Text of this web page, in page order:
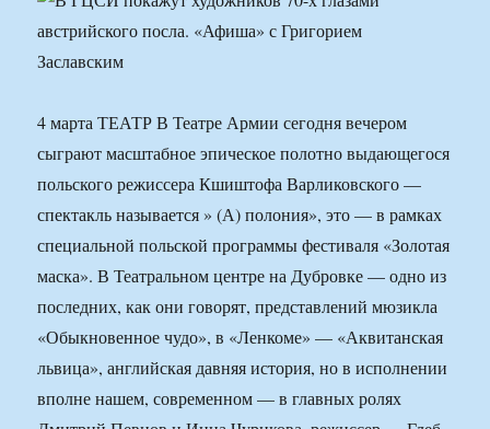
4 марта ТЕАТР В Театре Армии сегодня вечером
сыграют масштабное эпическое полотно выдающегося
польского режиссера Кшиштофа Варликовского —
спектакль называется » (А) полония», это — в рамках
специальной польской программы фестиваля «Золотая
маска». В Театральном центре на Дубровке — одно из
последних, как они говорят, представлений мюзикла
«Обыкновенное чудо», в «Ленкоме» — «Аквитанская
львица», английская давняя история, но в исполнении
вполне нашем, современном — в главных ролях